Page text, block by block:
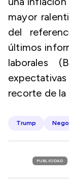
mayor
del
últimos
laborales
recorte de la
Trump
PUBLICIDAD